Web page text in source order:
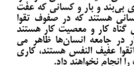
بی‌بند و بار و کسانی که عفّت
هستند که در صفوف تقوا
گناه کار و معصیت کار هستند
در جامعه انسان‌ها ظاهر می­‌
عفیف النفس هستند، کاری
انجام نخواهند داد.